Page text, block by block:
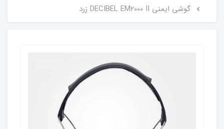
گوشی ایمنی DECIBEL EM2000 II زرد